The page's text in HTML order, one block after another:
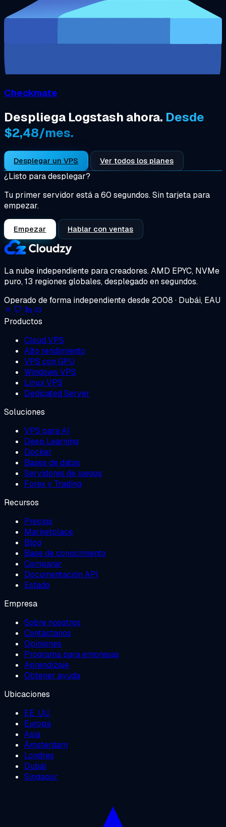
Checkmate
Despliega Logstash ahora. Desde
$2,48/mes.
Desplegar un VPS Ver todos los planes
¿Listo para desplegar?
Tu primer servidor está a 60 segundos. Sin tarjeta para
empezar.
Empezar Hablar con ventas
La nube independiente para creadores.AMD EPYC, NVMe
puro, 13 regiones globales, desplegado en segundos.
Operado de forma independiente desde 2008 · Dubái, EAU
Productos
Cloud VPS
Alto rendimiento
VPS con GPU
Windows VPS
Linux VPS
Dedicated Server
Soluciones
VPS para AI
Deep Learning
Docker
Bases de datos
Servidores de juegos
Forex y Trading
Recursos
Precios
Marketplace
Blog
Base de conocimiento
Comparar
Documentación API
Estado
Empresa
Sobre nosotros
Contáctanos
Opiniones
Programa para empresas
Aprendizaje
Obtener ayuda
Ubicaciones
EE. UU.
Europa
Asia
Ámsterdam
Londres
Dubái
Singapur